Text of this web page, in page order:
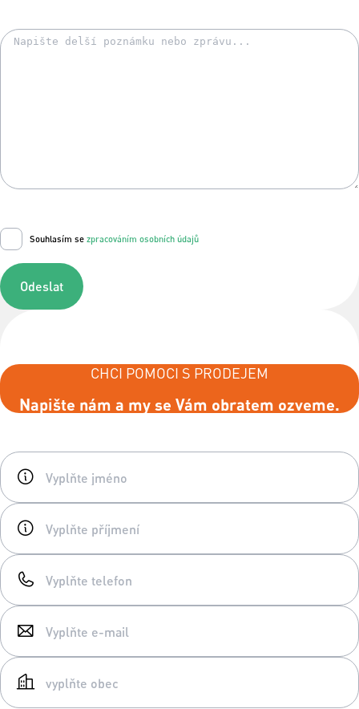
Souhlasím se zpracováním osobních údajů
Odeslat
CHCI POMOCI S PRODEJEM
Napište nám a my se Vám obratem ozveme.